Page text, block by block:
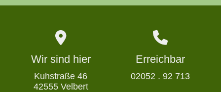
Wir sind hier
Kuhstraße 46
42555 Velbert
Erreichbar
02052 . 92 713